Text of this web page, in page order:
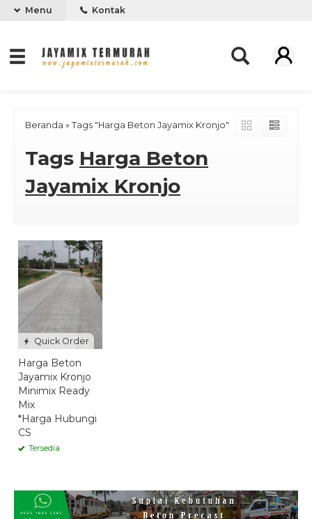
Menu Kontak
Beranda » Tags "Harga Beton Jayamix Kronjo"
Tags Harga Beton
Jayamix Kronjo
Quick Order
Harga Beton
Jayamix Kronjo
Minimix Ready
Mix
*Harga Hubungi
CS
Tersedia